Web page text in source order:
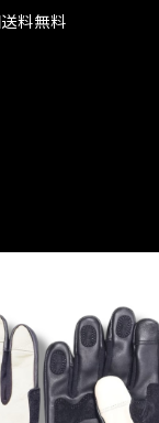
送料無料